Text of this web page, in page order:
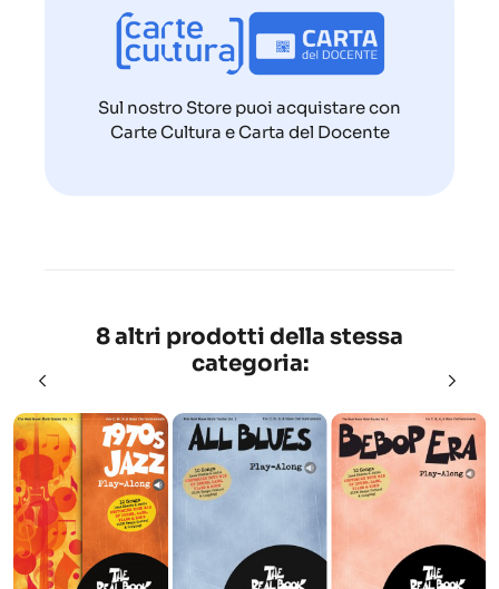
Sul nostro Store puoi acquistare con
Carte Cultura e Carta del Docente
8 altri prodotti della stessa
categoria: